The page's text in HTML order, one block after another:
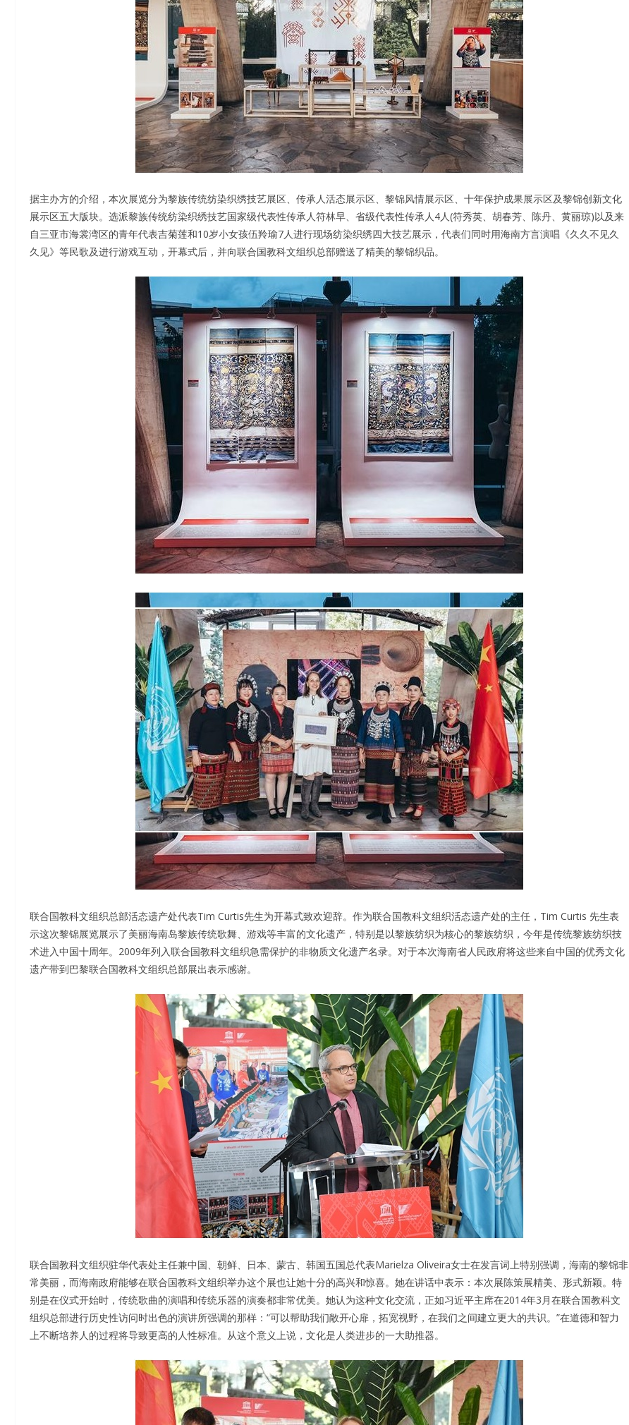
据主办方的介绍，本次展览分为黎族传统纺染织绣技艺展区、传承人活态展示区、黎锦风情展示区、十年保护成果展示区及黎锦创新文化
展示区五大版块。选派黎族传统纺染织绣技艺国家级代表性传承人符林早、省级代表性传承人4人(符秀英、胡春芳、陈丹、黄丽琼)以及来
自三亚市海裳湾区的青年代表吉菊莲和10岁小女孩伍羚瑜7人进行现场纺染织绣四大技艺展示，代表们同时用海南方言演唱《久久不见久
久见》等民歌及进行游戏互动，开幕式后，并向联合国教科文组织总部赠送了精美的黎锦织品。
联合国教科文组织总部活态遗产处代表Tim Curtis先生为开幕式致欢迎辞。作为联合国教科文组织活态遗产处的主任，Tim Curtis 先生表
示这次黎锦展览展示了美丽海南岛黎族传统歌舞、游戏等丰富的文化遗产，特别是以黎族纺织为核心的黎族纺织，今年是传统黎族纺织技
术进入中国十周年。2009年列入联合国教科文组织急需保护的非物质文化遗产名录。对于本次海南省人民政府将这些来自中国的优秀文化
遗产带到巴黎联合国教科文组织总部展出表示感谢。
联合国教科文组织驻华代表处主任兼中国、朝鲜、日本、蒙古、韩国五国总代表Marielza Oliveira女士在发言词上特别强调，海南的黎锦非
常美丽，而海南政府能够在联合国教科文组织举办这个展也让她十分的高兴和惊喜。她在讲话中表示：本次展陈策展精美、形式新颖。特
别是在仪式开始时，传统歌曲的演唱和传统乐器的演奏都非常优美。她认为这种文化交流，正如习近平主席在2014年3月在联合国教科文
组织总部进行历史性访问时出色的演讲所强调的那样：“可以帮助我们敞开心扉，拓宽视野，在我们之间建立更大的共识。”在道德和智力
上不断培养人的过程将导致更高的人性标准。从这个意义上说，文化是人类进步的一大助推器。